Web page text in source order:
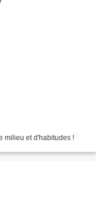
milieu et d'habitudes !